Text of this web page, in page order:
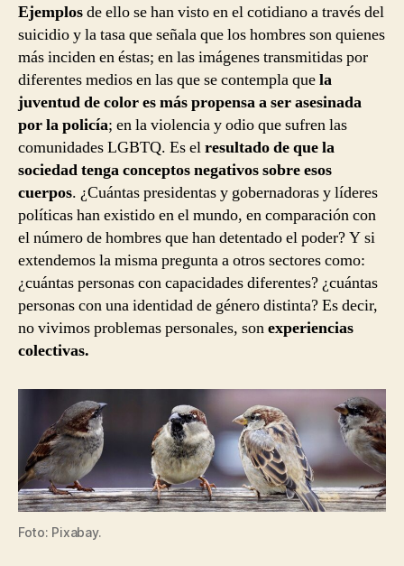
Ejemplosde ello se han visto en el cotidiano a través del
suicidio y la tasa que señala que los hombres son quienes
más inciden en éstas; en las imágenes transmitidas por
diferentes medios en las que se contempla quela
juventud de color es más propensa a ser asesinada
por la policía; en la violencia y odio que sufren las
comunidades LGBTQ. Es elresultado de que la
sociedad tenga conceptos negativos sobre esos
cuerpos. ¿Cuántas presidentas y gobernadoras y líderes
políticas han existido en el mundo, en comparación con
el número de hombres que han detentado el poder? Y si
extendemos la misma pregunta a otros sectores como:
¿cuántas personas con capacidades diferentes? ¿cuántas
personas con una identidad de género distinta? Es decir,
no vivimos problemas personales, sonexperiencias
colectivas.
Foto: Pixabay.